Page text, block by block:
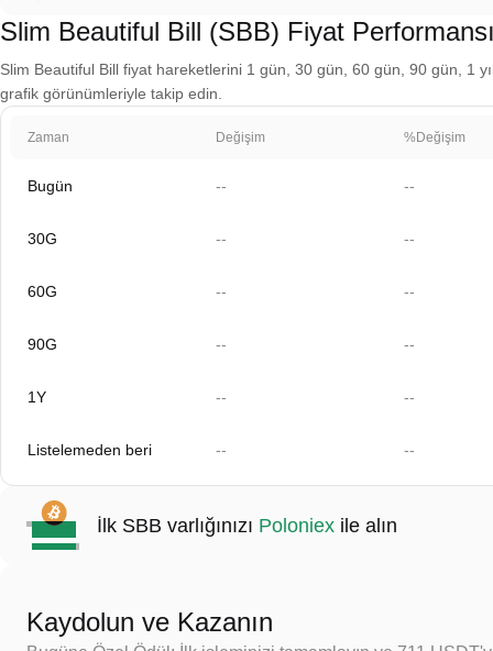
Slim Beautiful Bill (SBB) Fiyat
Slim Beautiful Bill fiyat hareketlerini 1 gün, 30 gün, 60 gün, 90 gün, 1
grafik görünümleriyle takip edin.
Zaman Değişim %Değişim
Bugün -- --
30G -- --
60G -- --
90G -- --
1Y -- --
Listelemeden beri -- --
İlk SBB varlığınızı Poloniex ile alın
Kaydolun ve Kazanın